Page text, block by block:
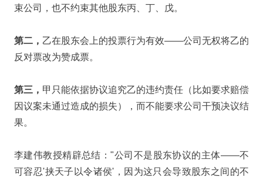
束公司，也不约束其他股东丙、丁、戊。
第二， 乙在股东会上的投票行为有效——公司无权将乙的
反对票改为赞成票。
第三， 甲只能依据协议追究乙的违约责任（比如要求赔偿
因议案未通过造成的损失），而不能要求公司干预决议结
果。
李建伟教授精辟总结："公司不是股东协议的主体——不
可容忍'挟天子以令诸侯'，因为这只会导致股东之间的不